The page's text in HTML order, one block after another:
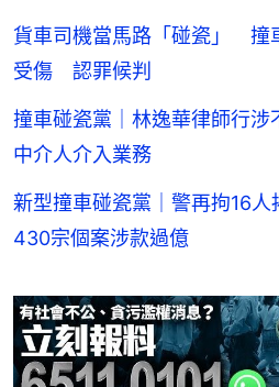
貨車司機當馬路「碰瓷」 撞
受傷 認罪候判
撞車碰瓷黨｜林逸華律師行
中介人介入業務
新型撞車碰瓷黨｜警再拘16
430宗個案涉款過億